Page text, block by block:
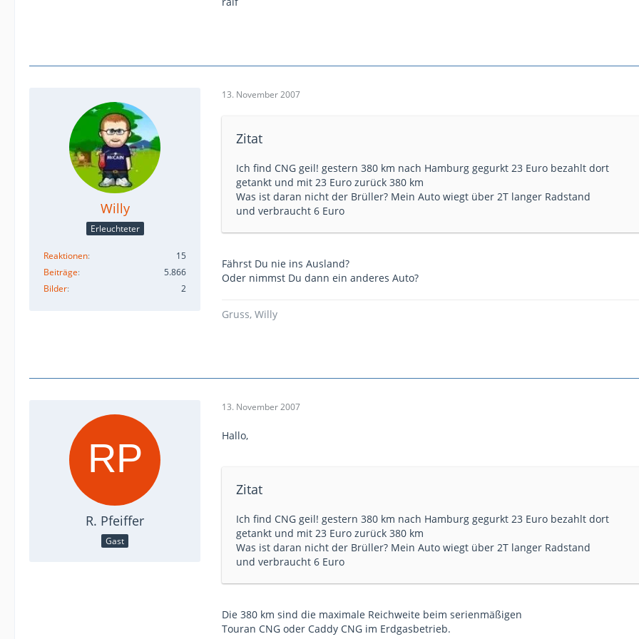
Willy
Erleuchteter
Reaktionen
15
Beiträge
5.866
Bilder
2
13. November 2007
Zitat
Ich find CNG geil! gestern 380 km nach Hamburg gegurkt 23 Euro bezahlt dort
getankt und mit 23 Euro zurück 380 km
Was ist daran nicht der Brüller? Mein Auto wiegt über 2T langer Radstand
und verbraucht 6 Euro
Fährst Du nie ins Ausland?
Oder nimmst Du dann ein anderes Auto?
Gruss, Willy
R. Pfeiffer
Gast
13. November 2007
Hallo,
Zitat
Ich find CNG geil! gestern 380 km nach Hamburg gegurkt 23 Euro bezahlt dort
getankt und mit 23 Euro zurück 380 km
Was ist daran nicht der Brüller? Mein Auto wiegt über 2T langer Radstand
und verbraucht 6 Euro
Die 380 km sind die maximale Reichweite beim serienmäßigen
Touran CNG oder Caddy CNG im Erdgasbetrieb.